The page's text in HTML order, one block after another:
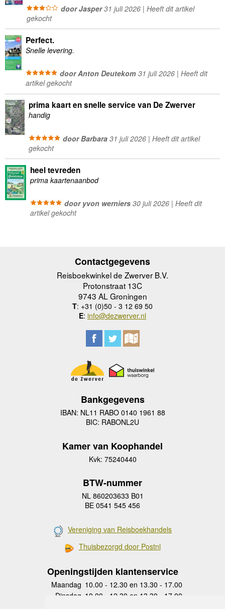
wandelingen te plannen minder geschikt
door Jasper31 juli 2026 | Heeft dit artikel
gekocht
Perfect.
Snelle levering.
door Anton Deutekom31 juli 2026 | Heeft dit
artikel gekocht
prima kaart en snelle service van De Zwerver
handig
door Barbara31 juli 2026 | Heeft dit artikel
gekocht
heel tevreden
prima kaartenaanbod
door yvon werniers30 juli 2026 | Heeft dit
artikel gekocht
Contactgegevens
Reisboekwinkel de Zwerver B.V.
Protonstraat 13C
9743 AL Groningen
T: +31 (0)50 - 3 12 69 50
E: info@dezwerver.nl
Bankgegevens
IBAN: NL11 RABO 0140 1961 88
BIC: RABONL2U
Kamer van Koophandel
Kvk: 75240440
BTW-nummer
NL 860203633 B01
BE 0541 545 456
Vereniging van Reisboekhandels
Thuisbezorgd door Postnl
Openingstijden klantenservice
Maandag 10.00 - 12.30 en 13.30 - 17.00
Dinsdag 10.00 - 12.30 en 13.30 - 17.00